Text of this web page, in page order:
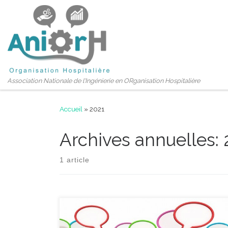
Passer au contenu
Association Nationale de l'Ingénierie en ORganisation Hospitalière
Accueil »2021
Archives annuelles:
1 article